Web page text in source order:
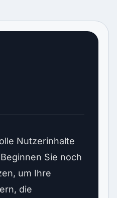
Nutzerinhalte
Sie noch
um Ihre
die